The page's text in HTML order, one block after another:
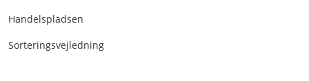
Handelspladsen
Sorteringsvejledning